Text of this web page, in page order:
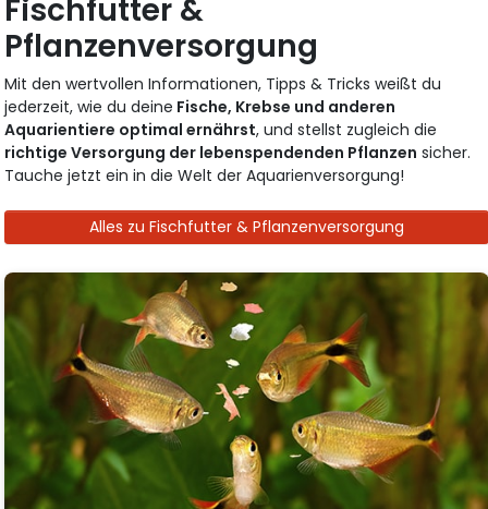
Fischfutter &
Pflanzenversorgung
Mit den wertvollen Informationen, Tipps & Tricks weißt du
jederzeit, wie du deine Fische, Krebse und anderen
Aquarientiere optimal ernährst, und stellst zugleich die
richtige Versorgung der lebenspendenden Pflanzen sicher.
Tauche jetzt ein in die Welt der Aquarienversorgung!
Alles zu Fischfutter & Pflanzenversorgung